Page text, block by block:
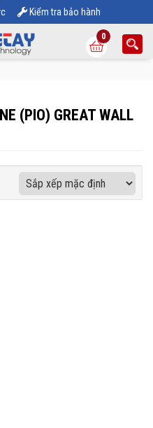
Kiểm tra bảo hành
0
(PIO) GREAT WALL